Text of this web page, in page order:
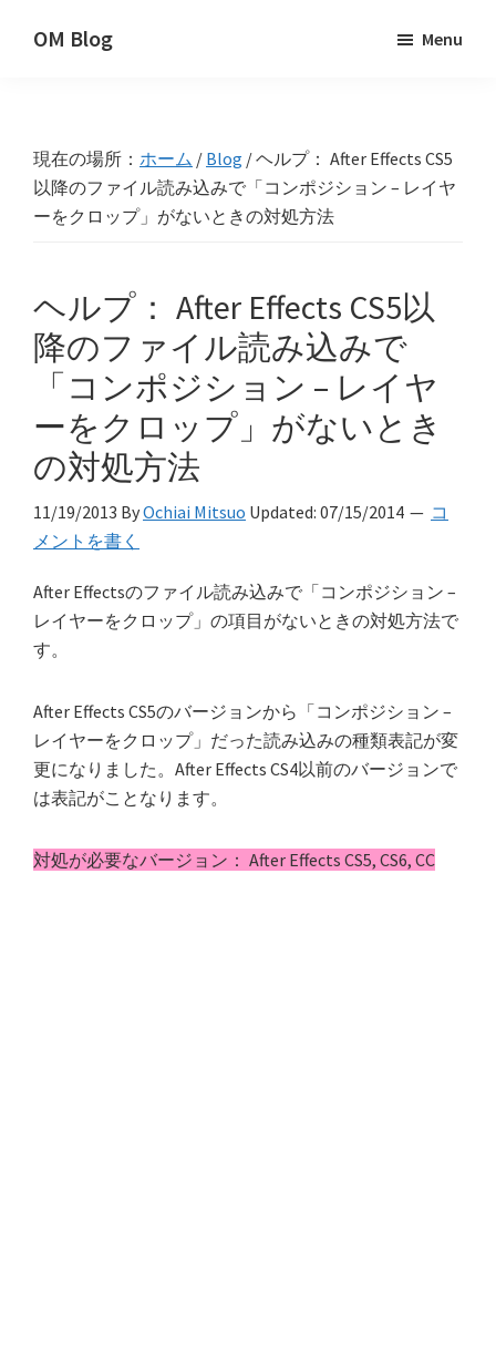
OM Blog Menu
現在の場所： ホーム / Blog /ヘルプ： After Effects CS5
以降のファイル読み込みで「コンポジション – レイヤ
ーをクロップ」がないときの対処方法
ヘルプ： After Effects CS5以
降のファイル読み込みで
「コンポジション – レイヤ
ーをクロップ」がないとき
の対処方法
11/19/2013 ByOchiai Mitsuo Updated: 07/15/2014
コ
メントを書く
After Effectsのファイル読み込みで「コンポジション –
レイヤーをクロップ」の項目がないときの対処方法で
す。
After Effects CS5のバージョンから「コンポジション –
レイヤーをクロップ」だった読み込みの種類表記が変
更になりました。After Effects CS4以前のバージョンで
は表記がことなります。
対処が必要なバージョン： After Effects CS5, CS6, CC